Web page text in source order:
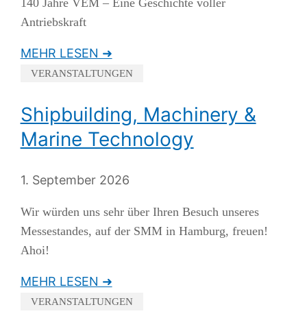
Antriebskraft
MEHR LESEN ➜
VERANSTALTUNGEN
Shipbuilding, Machinery &
Marine Technology
1. September 2026
Wir würden uns sehr über Ihren Besuch unseres
Messestandes, auf der SMM in Hamburg, freuen!
Ahoi!
MEHR LESEN ➜
VERANSTALTUNGEN